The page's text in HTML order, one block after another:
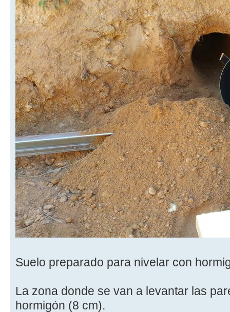
Suelo preparado para nivelar con
La zona donde se van a levantar las
hormigón (8 cm).